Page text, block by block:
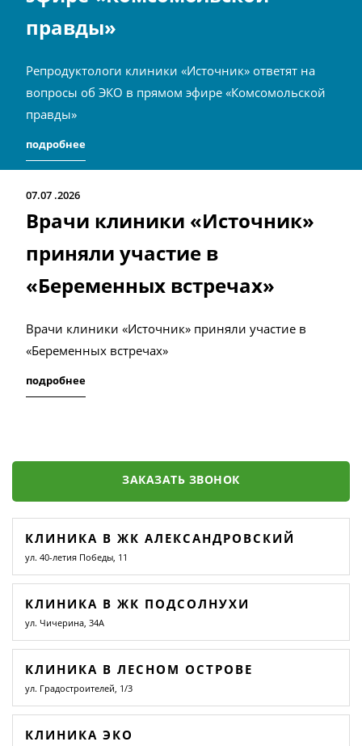
правды»
Репродуктологи клиники «Источник» ответят на
вопросы об ЭКО в прямом эфире «Комсомольской
правды»
подробнее
07.07 2026
Врачи клиники «Источник»
приняли участие в
«Беременных встречах»
Врачи клиники «Источник» приняли участие в
«Беременных встречах»
подробнее
ЗАКАЗАТЬ ЗВОНОК
КЛИНИКА В ЖК АЛЕКСАНДРОВСКИЙ
ул. 40-летия Победы, 11
КЛИНИКА В ЖК ПОДСОЛНУХИ
ул. Чичерина, 34А
КЛИНИКА В ЛЕСНОМ ОСТРОВЕ
ул. Градостроителей, 1/3
КЛИНИКА ЭКО